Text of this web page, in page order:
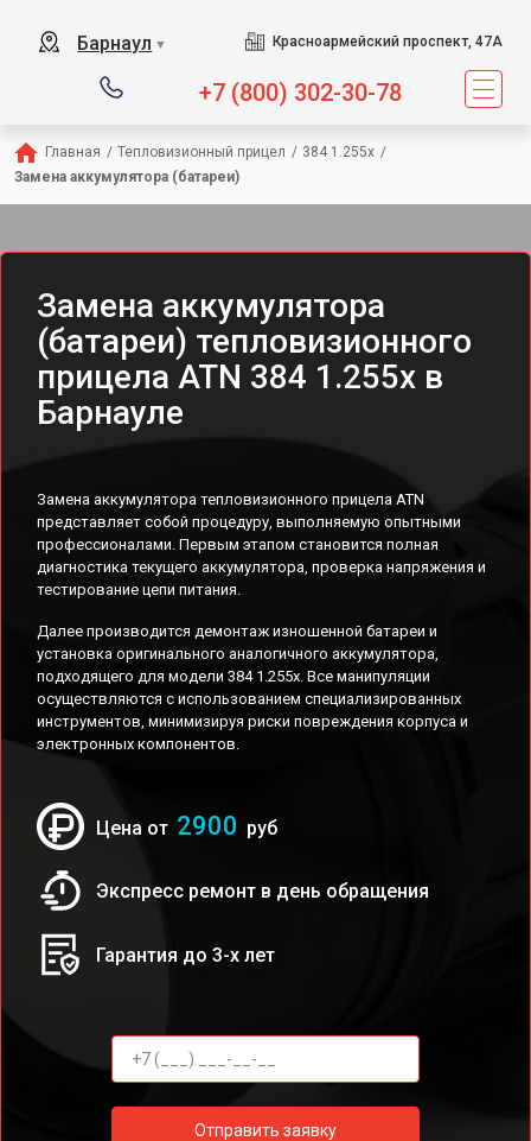
Барнаул ▼ Красноармейский проспект, 47А
+7 (800) 302-30-78
Главная / Тепловизионный прицел / 384 1.255x /
Замена аккумулятора (батареи)
Замена аккумулятора
(батареи) тепловизионного
прицела ATN 384 1.255x в
Барнауле
Замена аккумулятора тепловизионного прицела ATN
представляет собой процедуру, выполняемую опытными
профессионалами. Первым этапом становится полная
диагностика текущего аккумулятора, проверка напряжения и
тестирование цепи питания.
Далее производится демонтаж изношенной батареи и
установка оригинального аналогичного аккумулятора,
подходящего для модели 384 1.255x. Все манипуляции
осуществляются с использованием специализированных
инструментов, минимизируя риски повреждения корпуса и
электронных компонентов.
Цена от 2900 руб
Экспресс ремонт в день обращения
Гарантия до 3-х лет
Отправить заявку